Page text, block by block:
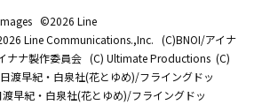
©2026 Line
Line Communications.,Inc. (C)BNOI/アイナ
ナナ製作委員会 (C) Ultimate Productions (C)
渡早紀・白泉社(花とゆめ)/フライングドッ
渡早紀・白泉社(花とゆめ)/フライングドッ